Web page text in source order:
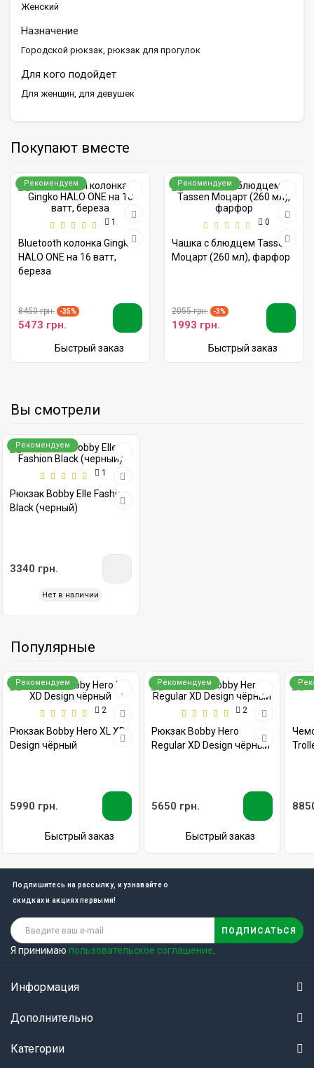
Женский
Назначение
Городской рюкзак, рюкзак для прогулок
Для кого подойдет
Для женщин, для девушек
Покупают вместе
Рекомендуем
1
Bluetooth колонка Gingko
HALO ONE на 16 ватт,
береза
8450 грн. -35%
5473 грн.
Быстрый заказ
Рекомендуем
0
Чашка с блюдцем Tassen
Моцарт (260 мл), фарфор
2055 грн. -3%
1993 грн.
Быстрый заказ
Вы смотрели
Рекомендуем
1
Рюкзак Bobby Elle Fashion
Black (черный)
3340 грн.
Нет в наличии
Популярные
Рекомендуем
2
Рюкзак Bobby Hero XL XD
Design чёрный
5990 грн.
Быстрый заказ
Рекомендуем
2
Рюкзак Bobby Hero
Regular XD Design чёрный
5650 грн.
Быстрый заказ
Подпишитесь на рассылку, и узнавайте о
скидках и акциях первыми!
ПОДПИСАТЬСЯ
Я принимаю пользовательское соглашение.
Информация
Дополнительно
Категории